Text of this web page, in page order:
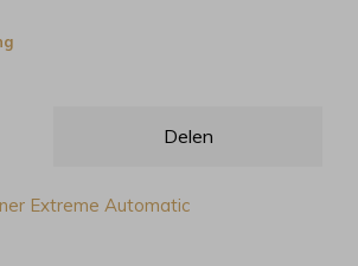
Delen
Extreme Automatic